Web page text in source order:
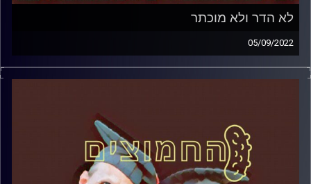
לא הדר ולא מוכתר
05/09/2022
המערכת הפוליטית על ספת הפסיכולוג, עם פרופסור בועז בן-
דוד ופרופסור גלעד הירשברגר
אורח מיוחד: ד"ר שלמה אגוז, המכללה אקדמית הדסה.
קרדיט תמונות:AudioVersity